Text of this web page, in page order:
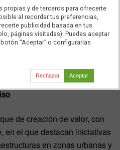
social.Este enfoque forma
para ser más
mejores servicios al
de forma eficiente
a las oportunidades que
de creación de valor, con
en el que destacan iniciativas
en zonas urbanas y
propias y de terceros para ofrecerte
al recordar tus preferencias,
publicidad basada en tus
páginas visitadas). Puedes aceptar
“Aceptar” o configurarlas
Rechazar Aceptar